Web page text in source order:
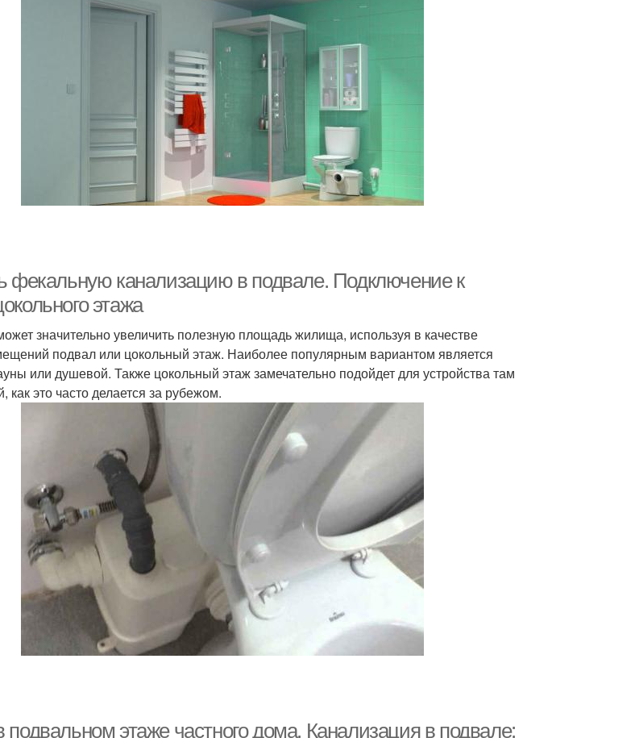
фекальную канализацию в подвале. Подключение к
этажа
значительно увеличить полезную площадь жилища, используя в качестве
подвал или цокольный этаж. Наиболее популярным вариантом является
или душевой. Также цокольный этаж замечательно подойдет для устройства там
это часто делается за рубежом.
подвальном этаже частного дома. Канализация в подвале: